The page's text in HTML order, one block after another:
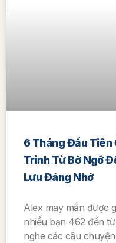
6 Tháng Đầu Tiên
Trình Từ Bỡ Ngỡ
Lưu Đáng Nhớ
Alex may mắn được
nhiều bạn 462 đến
nghe các câu